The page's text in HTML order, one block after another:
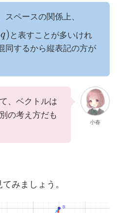
スペースの関係上、
q) と表すことが多いけれ
同するから縦表記の方が
、ベクトルは
の考え方だも
小春
みましょう。